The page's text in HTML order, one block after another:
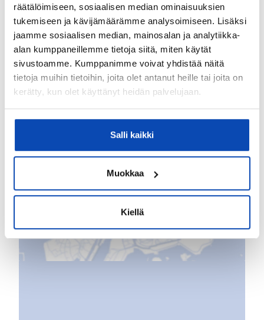
räätälöimiseen, sosiaalisen median ominaisuuksien
tukemiseen ja kävijämäärämme analysoimiseen. Lisäksi
jaamme sosiaalisen median, mainosalan ja analytiikka-
alan kumppaneillemme tietoja siitä, miten käytät
sivustoamme. Kumppanimme voivat yhdistää näitä
tietoja muihin tietoihin, joita olet antanut heille tai joita on
kerätty, kun olet käyttänyt heidän palvelujaan.
Salli kaikki
Muokkaa
Kiellä
Ei rakennettua piha-aluetta, koska mahdollisen
rakennuksen lopullista paikkaa ei ole määrätty.
Suunnitelmissa talousrakennukselle on jo katsottu
paikka mäellä hienojen kallioiden äärellä.
Ranta:
Yhteisranta